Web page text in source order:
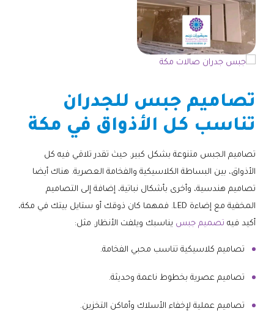
تصاميم جبس للجدران
تناسب كل الأذواق في مكة
تصاميم الجبس متنوعة بشكل كبير. حيث تقدر تلاقي فيه كل
الأذواق، بين البساطة الكلاسيكية والفخامة العصرية. هناك أيضا
تصاميم هندسية، وأخرى بأشكال نباتية، إضافة إلى التصاميم
المخفية مع إضاءة LED. فمهما كان ذوقك أو ستايل بيتك في مكة،
أكيد فيه تصميم جبس يناسبك ويلفت الأنظار. مثل:
تصاميم كلاسيكية تناسب محبي الفخامة.
تصاميم عصرية بخطوط ناعمة وحديثة.
تصاميم عملية لإخفاء الأسلاك وأماكن التخزين.